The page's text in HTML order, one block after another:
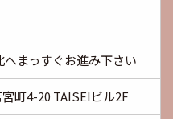
まっすぐお進み下さい
町4-20 TAISEIビル2F